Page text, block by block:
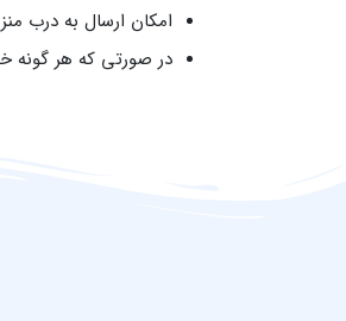
امکان ارسال به درب
در صورتی که هر گونه